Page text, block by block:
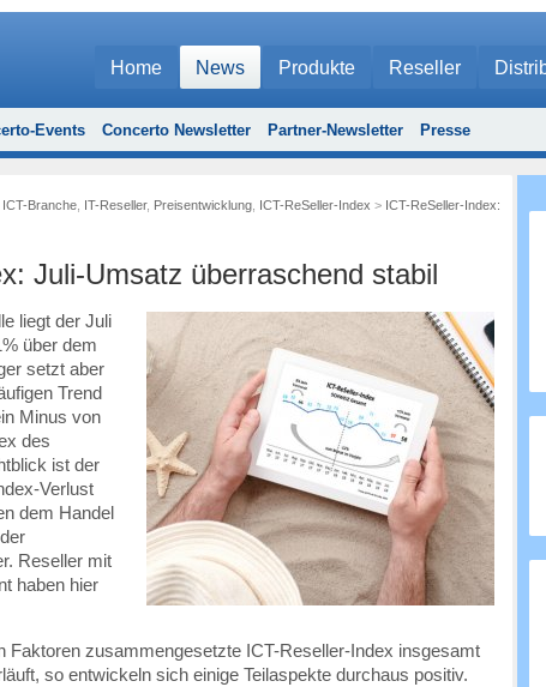
Home News Produkte Reseller
Events Concerto Newsletter Partner-Newsletter Presse
ICT-Branche, IT-Reseller, Preisentwicklung, ICT-ReSeller-Index > ICT-ReSeller-Index:
Juli-Umsatz überraschend stabil
liegt der Juli
über dem
setzt aber
Trend
Minus von
des
ist der
Verlust
dem Handel
Reseller mit
haben hier
Faktoren zusammengesetzte ICT-Reseller-Index insgesamt
so entwickeln sich einige Teilaspekte durchaus positiv.